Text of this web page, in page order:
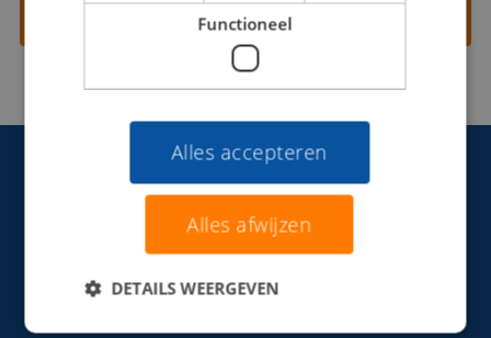
Contact opnemen
Functioneel
Alles accepteren
Alles afwijzen
DETAILS WEERGEVEN